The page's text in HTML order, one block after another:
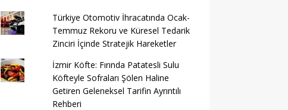
Türkiye Otomotiv İhracatında Ocak-
Temmuz Rekoru ve Küresel Tedarik
Zinciri İçinde Stratejik Hareketler
İzmir Köfte: Fırında Patatesli Sulu
Köfteyle Sofraları Şölen Haline
Getiren Geleneksel Tarifin Ayrıntılı
Rehberi